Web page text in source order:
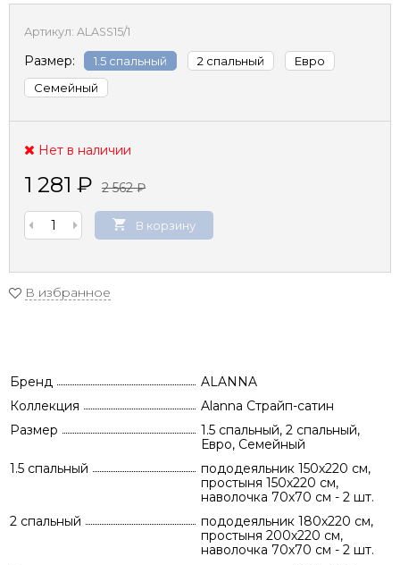
Артикул: ALASS15/1
Размер: 1.5 спальный 2 спальный
Евро
Семейный
Нет в наличии
1 281 ₽ 2 562₽
В корзину
В избранное
Бренд
ALANNA
Коллекция
Alanna Страйп-сатин
Размер
1.5 спальный, 2 спальный,
Евро, Семейный
1.5 спальный
пододеяльник 150х220 см,
простыня 150х220 см,
наволочка 70х70 см - 2 шт.
2 спальный
пододеяльник 180х220 см,
простыня 200х220 см,
наволочка 70х70 см - 2 шт.